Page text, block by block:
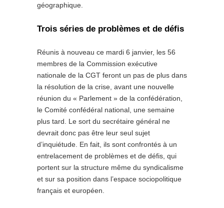
géographique.
Trois séries de problèmes et de défis
Réunis à nouveau ce mardi 6 janvier, les 56
membres de la Commission exécutive
nationale de la CGT feront un pas de plus dans
la résolution de la crise, avant une nouvelle
réunion du « Parlement » de la confédération,
le Comité confédéral national, une semaine
plus tard. Le sort du secrétaire général ne
devrait donc pas être leur seul sujet
d’inquiétude. En fait, ils sont confrontés à un
entrelacement de problèmes et de défis, qui
portent sur la structure même du syndicalisme
et sur sa position dans l’espace sociopolitique
français et européen.